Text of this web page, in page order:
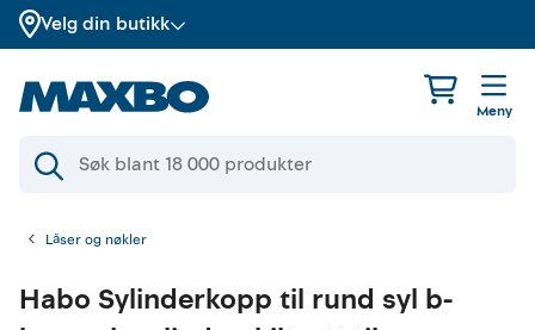
Velg din butikk
Meny
Låser og nøkler
Habo Sylinderkopp til rund syl b-